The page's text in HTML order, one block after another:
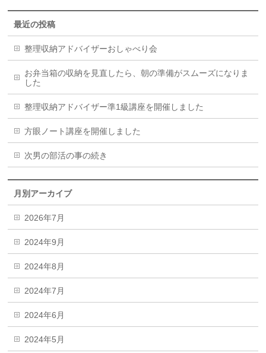
最近の投稿
整理収納アドバイザーおしゃべり会
お弁当箱の収納を見直したら、朝の準備がスムーズになりま
した
整理収納アドバイザー準1級講座を開催しました
方眼ノート講座を開催しました
次男の部活の事の続き
月別アーカイブ
2026年7月
2024年9月
2024年8月
2024年7月
2024年6月
2024年5月